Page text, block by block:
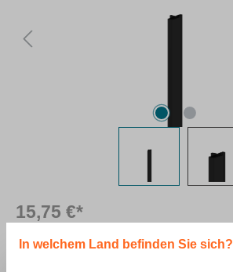
15,75 €*
In welchem Land befinden Sie sich?